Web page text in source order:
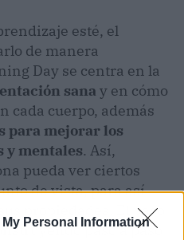
Personal Information
esté, el
de manera
Day se centra en la
sana y en cómo
cada cuerpo, además
para mejorar los
y mentales. Así,
pueda ver ciertos
de vista, para así
propiedades. El paso
paso a paso